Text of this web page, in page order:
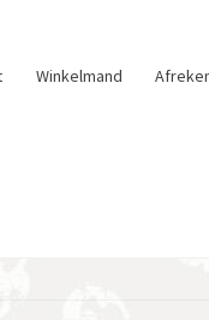
Winkelmand